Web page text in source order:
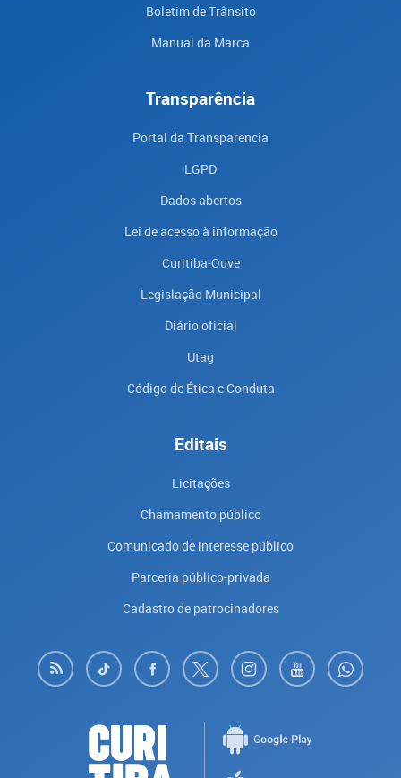
Boletim de Trânsito
Manual da Marca
Transparência
Portal da Transparencia
LGPD
Dados abertos
Lei de acesso à informação
Curitiba-Ouve
Legislação Municipal
Diário oficial
Utag
Código de Ética e Conduta
Editais
Licitações
Chamamento público
Comunicado de interesse público
Parceria público-privada
Cadastro de patrocinadores